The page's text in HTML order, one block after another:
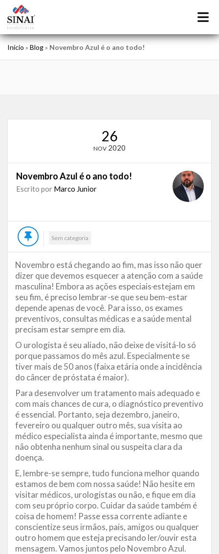
Início » Blog» Novembro Azul é o ano todo!
26
NOV 2020
Novembro Azul é o ano todo!
Escrito por Marco Junior
Sem categoria
Novembro está chegando ao fim, mas isso não quer
dizer que devemos esquecer a atenção com a saúde
masculina! Embora as ações especiais estejam em
seu fim, é preciso lembrar-se que seu bem-estar
depende apenas de você. Para isso, os exames
preventivos, consultas médicas e a saúde mental
precisam estar sempre em dia.
O urologista é seu aliado, não deixe de visitá-lo só
porque passamos do mês azul. Especialmente se
tiver mais de 50 anos (faixa etária onde a incidência
do câncer de próstata é maior).
Para desenvolver um tratamento mais adequado e
com mais chances de cura, o diagnóstico preventivo
é essencial. Portanto, seja dezembro, janeiro,
fevereiro ou qualquer outro mês, sua visita ao
médico especialista ainda é importante, mesmo que
não obtenha nenhum sinal ou suspeita clara da
doença.
E, lembre-se sempre, tudo funciona melhor quando
estamos de bem com nossa saúde! Não hesite em
visitar médicos, urologistas ou não, e fique em dia
com seu próprio corpo. Cuidar da saúde também é
coisa de homem! Passe essa corrente adiante e
conscientize seus irmãos, pais, amigos ou qualquer
outro homem que esteja precisando ler/ouvir esta
mensagem. Vamos juntos pelo Novembro Azul.